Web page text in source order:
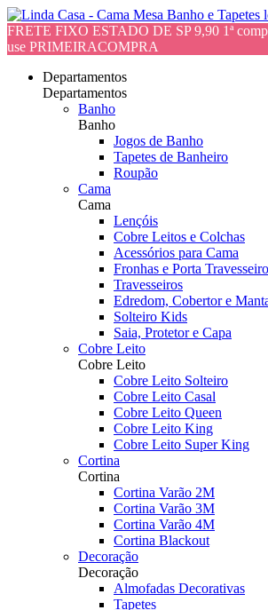
FRETE FIXO ESTADO DE SP 9,90 1ª
use PRIMEIRACOMPRA
Departamentos
Departamentos
Banho
Banho
Jogos de Banho
Tapetes de Banheiro
Roupão
Cama
Cama
Lençóis
Cobre Leitos e Colchas
Acessórios para Cama
Fronhas e Porta
Travesseiros
Edredom, Cobertor e
Solteiro Kids
Saia, Protetor e Capa
Cobre Leito
Cobre Leito
Cobre Leito Solteiro
Cobre Leito Casal
Cobre Leito Queen
Cobre Leito King
Cobre Leito Super King
Cortina
Cortina
Cortina Varão 2M
Cortina Varão 3M
Cortina Varão 4M
Cortina Blackout
Decoração
Decoração
Almofadas Decorativas
Tapetes